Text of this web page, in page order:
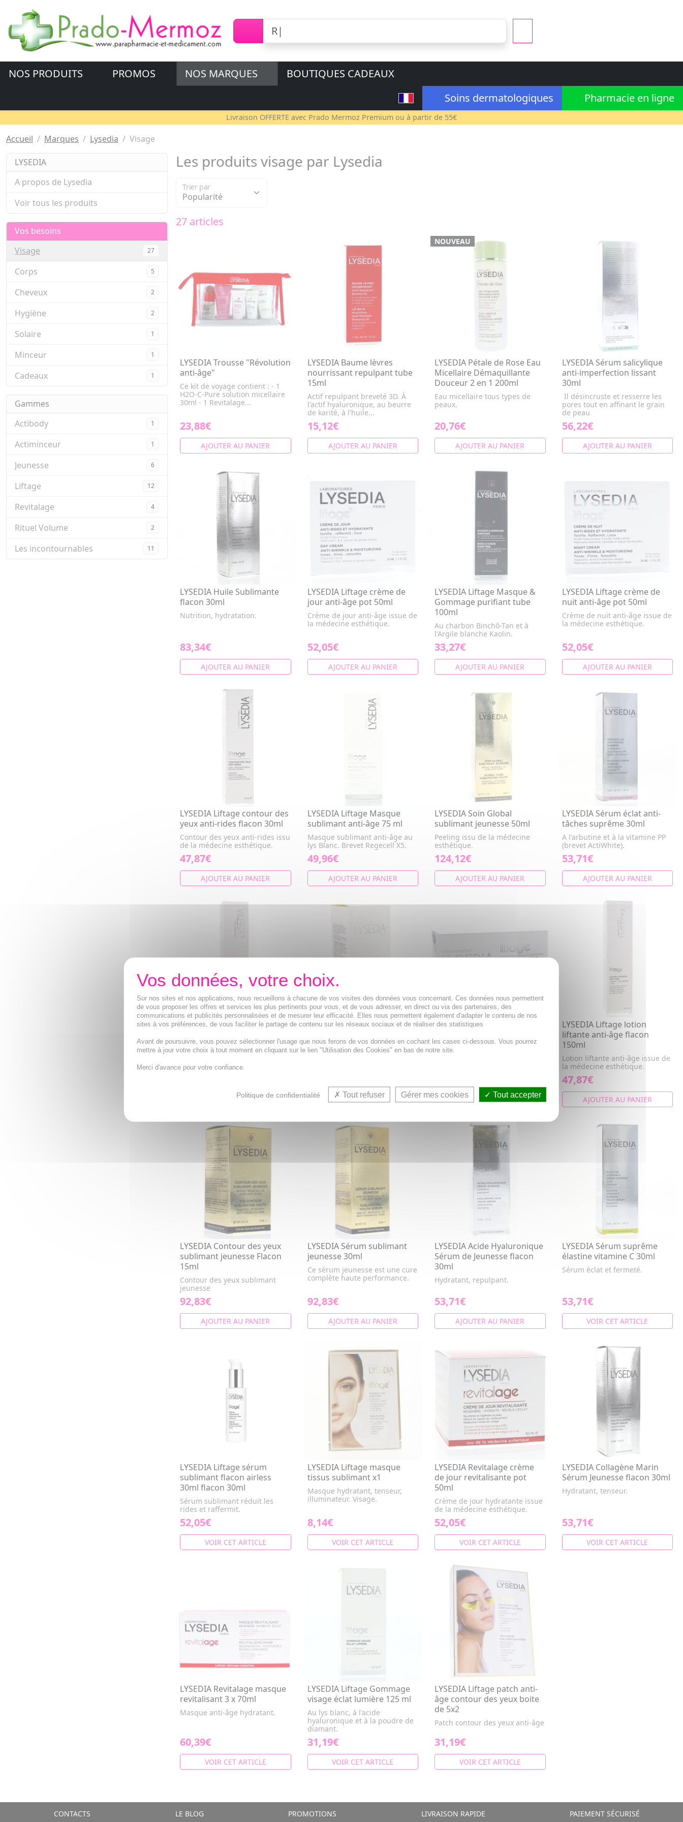
NOS PRODUITS PROMOS NOS MARQUES
BOUTIQUES CADEAUX
Soins dermatologiques
Pharmacie en ligne
Livraison OFFERTE avec Prado Mermoz Premium ou à partir de 55€
Accueil Marques Lysedia Visage
LYSEDIA
A propos de Lysedia
Voir tous les produits
Vos besoins
Visage
27
Corps 5
Cheveux 2
Hygiène 2
Solaire 1
Minceur 1
Cadeaux 1
Gammes
Actibody
1
Actiminceur 1
Jeunesse 6
Liftage 12
Revitalage 4
Rituel Volume 2
Les incontournables 11
Les produits visage par Lysedia
Trier par
27 articles
LYSEDIA Trousse "Révolution
anti-âge"
Ce kit de voyage contient : - 1
H2O-C-Pure solution micellaire
30ml - 1 Revitalage...
23,88€
AJOUTER AU PANIER
LYSEDIA Baume lèvres
nourrissant repulpant tube
15ml
Actif repulpant breveté 3D. À
l'actif hyaluronique, au beurre
de karité, à l'huile...
15,12€
AJOUTER AU PANIER
NOUVEAU
LYSEDIA Pétale de Rose Eau
Micellaire Démaquillante
Douceur 2 en 1 200ml
Eau micellaire tous types de
peaux.
20,76€
AJOUTER AU PANIER
LYSEDIA Sérum salicylique
anti-imperfection lissant
30ml
Il désincruste et resserre les
pores tout en affinant le grain
de peau
56,22€
AJOUTER AU PANIER
LYSEDIA Huile Sublimante
flacon 30ml
Nutrition, hydratation.
83,34€
AJOUTER AU PANIER
LYSEDIA Liftage crème de
jour anti-âge pot 50ml
Crème de jour anti-âge issue de
la médecine esthétique.
52,05€
AJOUTER AU PANIER
LYSEDIA Liftage Masque &
Gommage purifiant tube
100ml
Au charbon Binchô-Tan et à
l'Argile blanche Kaolin.
33,27€
AJOUTER AU PANIER
LYSEDIA Liftage crème de
nuit anti-âge pot 50ml
Crème de nuit anti-âge issue de
la médecine esthétique.
52,05€
AJOUTER AU PANIER
LYSEDIA Liftage contour des
yeux anti-rides flacon 30ml
Contour des yeux anti-rides issu
de la médecine esthétique.
47,87€
AJOUTER AU PANIER
LYSEDIA Liftage Masque
sublimant anti-âge 75 ml
Masque sublimant anti-âge au
lys Blanc. Brevet Regecell X5.
49,96€
AJOUTER AU PANIER
LYSEDIA Soin Global
sublimant jeunesse 50ml
Peeling issu de la médecine
esthétique.
124,12€
AJOUTER AU PANIER
LYSEDIA Sérum éclat anti-
tâches suprême 30ml
A l'arbutine et à la vitamine PP
(brevet ActiWhite).
53,71€
AJOUTER AU PANIER
LYSEDIA Revitalage lotion
Lotion rééquilibrante issue de la
AJOUTER AU PANIER
LYEDIA Liftage mousse
Tonifie et rafraichit au lys blanc
AJOUTER AU PANIER
LYSEDIA Liftage masque
Masque anti-âge hydratant issu
AJOUTER AU PANIER
LYSEDIA Liftage lotion
liftante anti-âge flacon
150ml
Lotion liftante anti-âge issue de
la médecine esthétique.
47,87€
AJOUTER AU PANIER
LYSEDIA Contour des yeux
sublimant jeunesse Flacon
15ml
Contour des yeux sublimant
jeunesse
92,83€
AJOUTER AU PANIER
LYSEDIA Sérum sublimant
jeunesse 30ml
Ce sérum jeunesse est une cure
complète haute performance.
92,83€
AJOUTER AU PANIER
LYSEDIA Acide Hyaluronique
Sérum de Jeunesse flacon
30ml
Hydratant, repulpant.
53,71€
AJOUTER AU PANIER
LYSEDIA Sérum suprême
élastine vitamine C 30ml
Sérum éclat et fermeté.
53,71€
VOIR CET ARTICLE
LYSEDIA Liftage sérum
sublimant flacon airless
30ml flacon 30ml
Sérum sublimant réduit les
rides et raffermit.
52,05€
VOIR CET ARTICLE
LYSEDIA Liftage masque
tissus sublimant x1
Masque hydratant, tenseur,
illuminateur. Visage.
8,14€
VOIR CET ARTICLE
LYSEDIA Revitalage crème
de jour revitalisante pot
50ml
Crème de jour hydratante issue
de la médecine esthétique.
52,05€
VOIR CET ARTICLE
LYSEDIA Collagène Marin
Sérum Jeunesse flacon 30ml
Hydratant, tenseur.
53,71€
VOIR CET ARTICLE
LYSEDIA Revitalage masque
revitalisant 3 x 70ml
Masque anti-âge hydratant.
60,39€
VOIR CET ARTICLE
LYSEDIA Liftage Gommage
visage éclat lumière 125 ml
Au lys blanc, à l'acide
hyaluronique et à la poudre de
diamant.
31,19€
VOIR CET ARTICLE
LYSEDIA Liftage patch anti-
âge contour des yeux boite
de 5x2
Patch contour des yeux anti-âge
31,19€
VOIR CET ARTICLE
CONTACTS LE BLOG PROMOTIONS LIVRAISON RAPIDE PAIEMENT SÉCURISÉ
Sur nos sites et nos applications, nous recueillons à chacune de vos visites des données vous concernant. Ces données nous permettent
de vous proposer les offres et services les plus pertinents pour vous, et de vous adresser, en direct ou via des partenaires, des
communications et publicités personnalisées et de mesurer leur efficacité. Elles nous permettent également d'adapter le contenu de nos
sites à vos préférences, de vous faciliter le partage de contenu sur les réseaux sociaux et de réaliser des statistiques
Avant de poursuivre, vous pouvez sélectionner l'usage que nous ferons de vos données en cochant les cases ci-dessous. Vous pourrez
mettre à jour votre choix à tout moment en cliquant sur le lien "Utilisation des Cookies" en bas de notre site.
Merci d'avance pour votre confiance.
Politique de confidentialité Tout refuser Gérer mes cookies Tout accepter